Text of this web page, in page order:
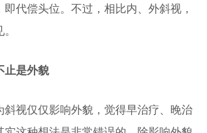
代偿头位。不过，相比内、外斜视，
是外貌
视仅仅影响外貌，觉得早治疗、晚治